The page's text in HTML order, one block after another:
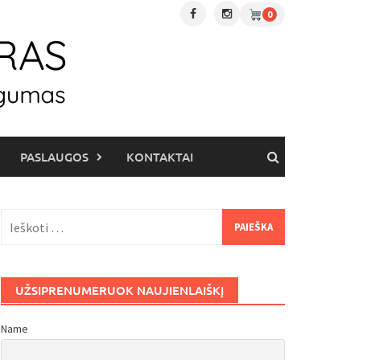
0
PASLAUGOS KONTAKTAI
UŽSIPRENUMERUOK NAUJIENLAIŠKĮ
Name